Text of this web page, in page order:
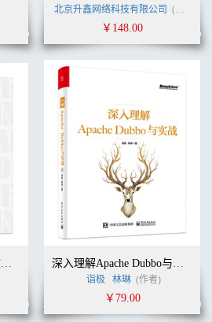
北京升鑫网络科技有限公司 (作者)
￥148.00
架构解密：从分布式到微服务（第2版） 深入理解Apache Dubbo与实战
诣极 林琳 (作者)
￥79.00